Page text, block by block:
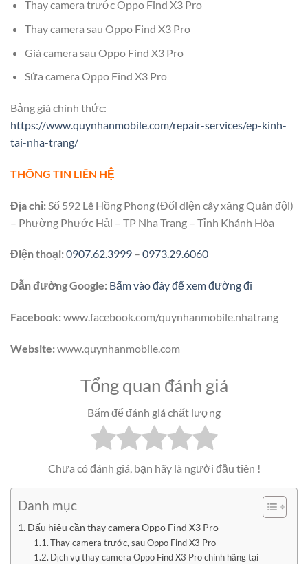
Thay camera trước Oppo Find X3 Pro
Thay camera sau Oppo Find X3 Pro
Giá camera sau Oppo Find X3 Pro
Sửa camera Oppo Find X3 Pro
Bảng giá chính thức:
https://www.quynhanmobile.com/repair-services/ep-kinh-
tai-nha-trang/
THÔNG TIN LIÊN HỆ
Địa chỉ: Số 592 Lê Hồng Phong (Đối diện cây xăng Quân đội)
– Phường Phước Hải – TP Nha Trang – Tỉnh Khánh Hòa
Điện thoại:0907.62.3999 – 0973.29.6060
Dẫn đường Google: Bấm vào đây để xem đường đi
Facebook:www.facebook.com/quynhanmobile.nhatrang
Website:www.quynhanmobile.com
Tổng quan đánh giá
Bấm để đánh giá chất lượng
Chưa có đánh giá, bạn hãy là người đầu tiên !
Danh mục
Dấu hiệu cần thay camera Oppo Find X3 Pro
Thay camera trước, sau Oppo Find X3 Pro
Dịch vụ thay camera Oppo Find X3 Pro chính hãng tại